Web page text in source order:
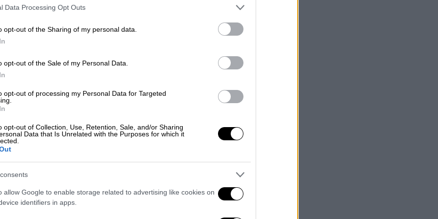
Data Processing Opt Outs
opt-out of the Sharing of my personal data.
opt-out of the Sale of my Personal Data.
opt-out of processing my Personal Data for Targeted
opt-out of Collection, Use, Retention, Sale, and/or Sharing
Data that Is Unrelated with the Purposes for which it
allow Google to enable storage related to advertising like cookies on
identifiers in apps.
το ΕΘΝΟΣ στη Google
μουσεία πρέπει να επιστρέψουν
γαλλική εφημερίδα La Croix
έργο εγκληματιών, αλλά και των
και ότι σήμερα τα μουσεία
κομμάτια στις χώρες προέλευσής τους.
στην υπόθεση του πρώην προέδρου του